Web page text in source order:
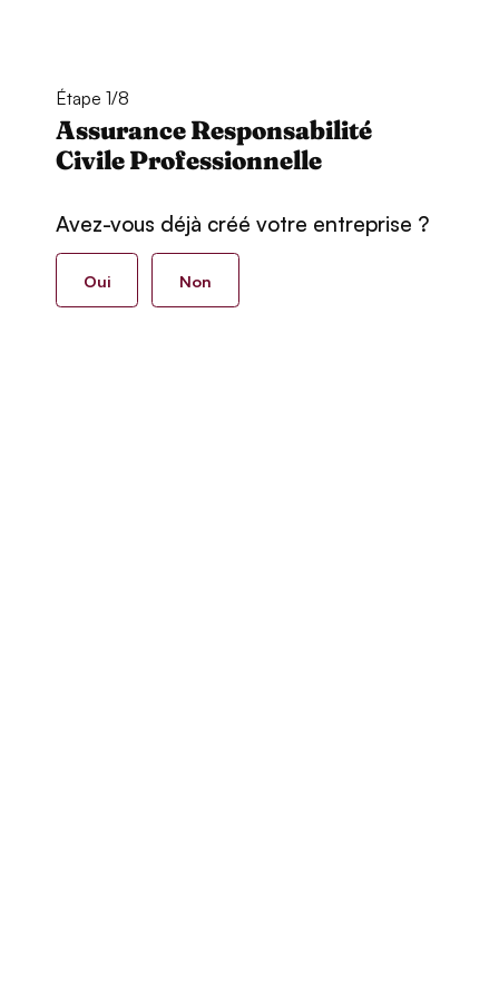
Étape 1/8
Assurance Responsabilité
Civile Professionnelle
Avez-vous déjà créé votre entreprise ?
Oui Non